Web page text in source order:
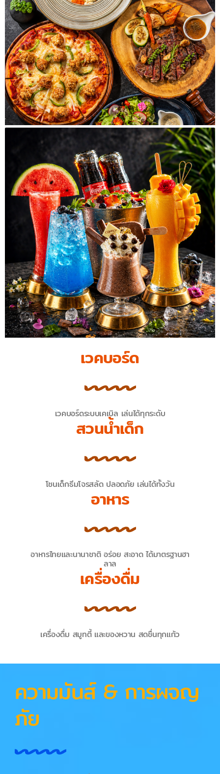
เวคบอร์ด
เวคบอร์ดระบบเคเบิล เล่นได้ทุกระดับ
สวนน้ำเด็ก
โซนเด็กธีมโจรสลัด ปลอดภัย เล่นได้ทั้งวัน
อาหาร
อาหารไทยและนานาชาติ อร่อย สะอาด ได้มาตรฐานฮา
ลาล
เครื่องดื่ม
เครื่องดื่ม สมูทตี้ และของหวาน สดชื่นทุกแก้ว
ความมันส์ & การผจญ
ภัย